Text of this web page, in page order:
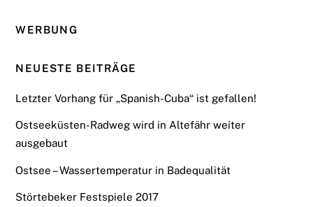
WERBUNG
NEUESTE BEITRÄGE
Letzter Vorhang für „Spanish-Cuba“ ist gefallen!
Ostseeküsten-Radweg wird in Altefähr weiter
ausgebaut
Ostsee – Wassertemperatur in Badequalität
Störtebeker Festspiele 2017